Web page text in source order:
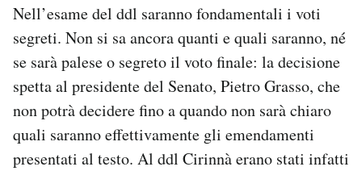
Nell’esame del ddl saranno fondamentali i voti
segreti. Non si sa ancora quanti e quali saranno, né
se sarà palese o segreto il voto finale: la decisione
spetta al presidente del Senato, Pietro Grasso, che
non potrà decidere fino a quando non sarà chiaro
quali saranno effettivamente gli emendamenti
presentati al testo. Al ddl Cirinnà erano stati infatti